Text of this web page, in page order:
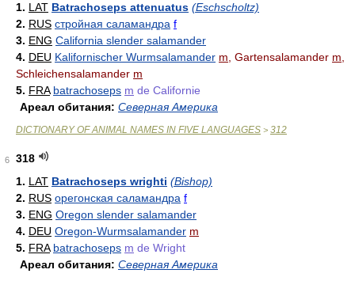
1. LAT Batrachoseps attenuatus (Eschscholtz)
2. RUS стройная саламандра f
3. ENG California slender salamander
4. DEU Kalifornischer Wurmsalamander m , Gartensalamander m
Schleichensalamander m
5. FRA batrachoseps m de Californie
Ареал обитания: Северная Америка
DICTIONARY OF ANIMAL NAMES IN FIVE LANGUAGES > 312
6
318
1. LAT Batrachoseps wrighti (Bishop)
2. RUS орегонская саламандра f
3. ENG Oregon slender salamander
4. DEU Oregon-Wurmsalamander m
5. FRA batrachoseps m de Wright
Ареал обитания: Северная Америка